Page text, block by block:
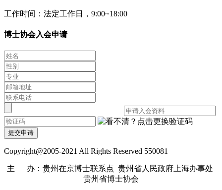
工作时间：法定工作日，9:00~18:00
博士协会入会申请
提交申请
Copyright@2005-2021 All Rights Reserved 550081
主 办：贵州在京博士联系点 贵州省人民政府上海办事处
贵州省博士协会